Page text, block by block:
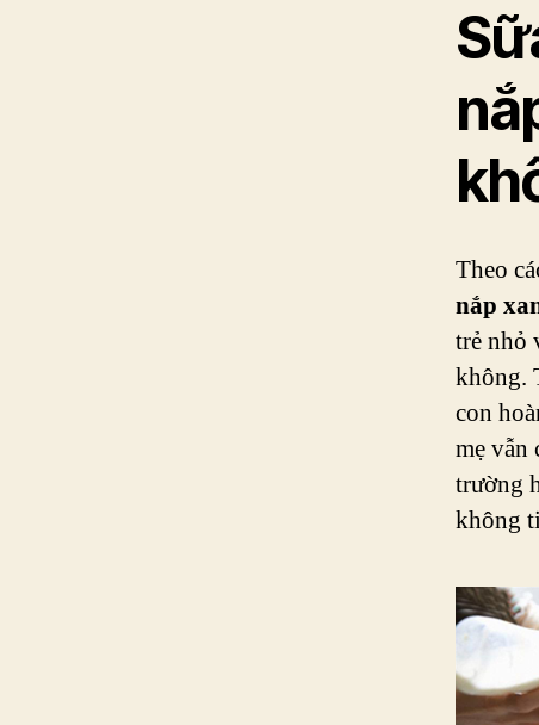
Theo
nắp
trẻ nhỏ
không.
con
mẹ vẫn
trường
không